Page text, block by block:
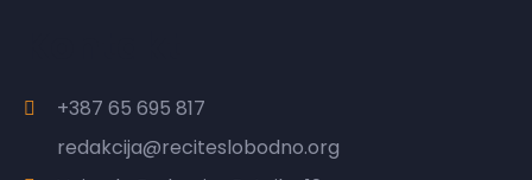
+387 65 695 817
redakcija@reciteslobodno.org